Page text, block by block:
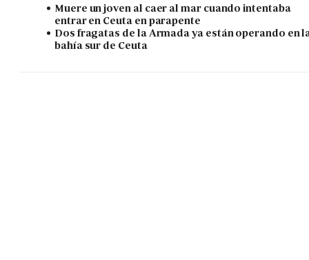
Muere un joven al caer al mar cuando intentaba
entrar en Ceuta en parapente
Dos fragatas de la Armada ya están operando en
bahía sur de Ceuta